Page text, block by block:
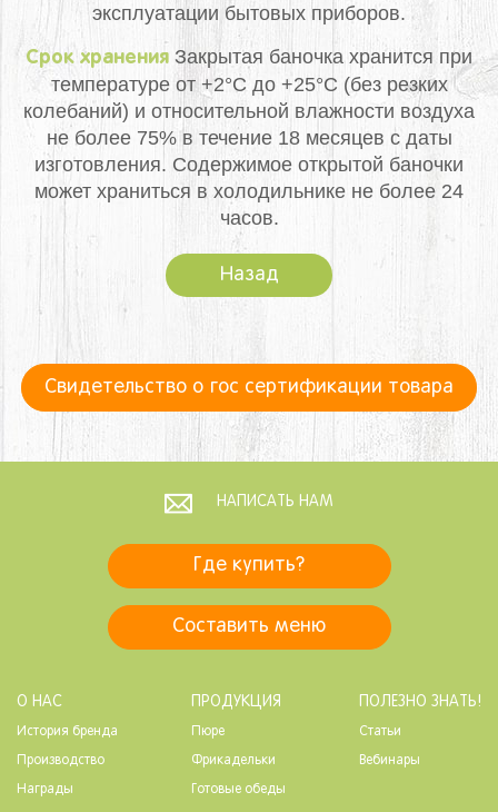
эксплуатации бытовых приборов.
Срок хранения Закрытая баночка хранится при
температуре от +2°С до +25°С (без резких
колебаний) и относительной влажности воздуха
не более 75% в течение 18 месяцев с даты
изготовления. Содержимое открытой баночки
может храниться в холодильнике не более 24
часов.
Назад
Свидетельство о гос сертификации товара
Где купить?
Составить меню
НАПИСАТЬ НАМ
О НАС
История бренда
Производство
Награды
ПРОДУКЦИЯ
Пюре
Фрикадельки
Готовые обеды
ПОЛЕЗНО ЗНАТЬ!
Статьи
Вебинары